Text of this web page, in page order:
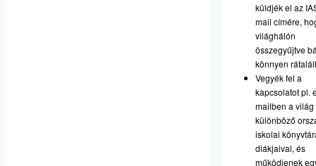
küldjék el az
mail címére,
világhálón
összegyűjtve
könnyen
Vegyék fel a
kapcsolatot pl.
mailben a világ
különböző
iskolai
diákjaival, és
működjenek